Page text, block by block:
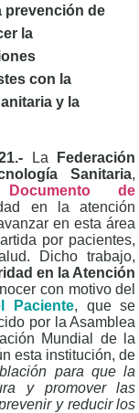
prevención de
la
con la
y la
La
Federación
Sanitaria,
Documento de
en la atención
en esta área
por pacientes,
Dicho trabajo,
en la Atención
con motivo del
Paciente, que se
por la Asamblea
Mundial de la
esta institución, de
para que la
y promover las
y reducir los